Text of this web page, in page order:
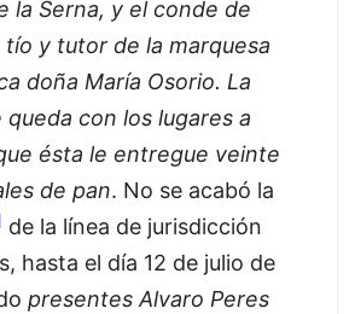
la Serna, y el conde de
y tutor de la marquesa
doña María Osorio. La
queda con los lugares a
ésta le entregue veinte
de pan. No se acabó la
de la línea de jurisdicción
hasta el día 12 de julio de
presentes Alvaro Peres